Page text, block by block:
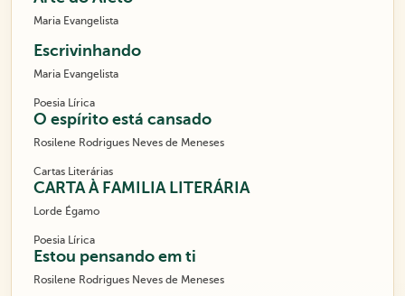
Maria Evangelista
Escrivinhando
Maria Evangelista
Poesia Lírica
O espírito está cansado
Rosilene Rodrigues Neves de Meneses
Cartas Literárias
CARTA À FAMILIA LITERÁRIA
Lorde Égamo
Poesia Lírica
Estou pensando em ti
Rosilene Rodrigues Neves de Meneses